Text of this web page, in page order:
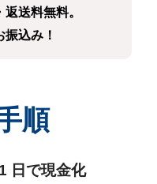
送料無料。
込み！
順
日で現金化